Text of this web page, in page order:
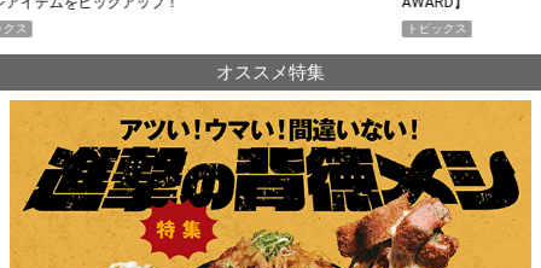
オススメ特集